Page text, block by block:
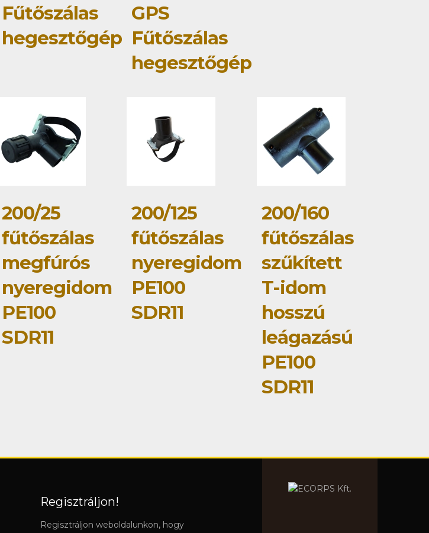
Fűtőszálas
hegesztőgép
GPS
Fűtőszálas
hegesztőgép
200/25
fűtőszálas
megfúrós
nyeregidom
PE100
SDR11
200/125
fűtőszálas
nyeregidom
PE100
SDR11
200/160
fűtőszálas
szűkített
T-idom
hosszú
leágazású
PE100
SDR11
Regisztráljon!
Regisztráljon weboldalunkon, hogy